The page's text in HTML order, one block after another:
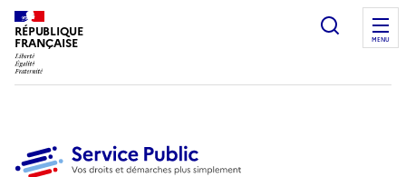
RÉPUBLIQUE
FRANÇAISE
Ouvrir
MENU